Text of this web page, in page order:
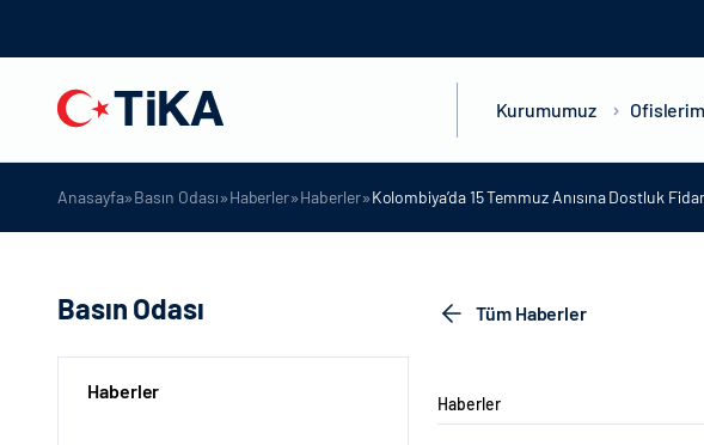
Kurumumuz
Anasayfa»Basın Odası»Haberler»Haberler»Kolombiya’da 15 Temmuz Anısına Dostluk
Basın Odası
Haberler
Tüm Haberler
Haberler